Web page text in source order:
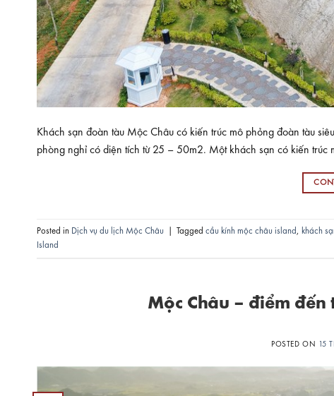
Khách sạn đoàn tàu Mộc Châu có kiến trúc mô phỏng đoàn tàu
phòng nghỉ có diện tích từ 25 – 50m2. Một khách sạn có kiến trúc
Posted in Dịch vụ du lịch Mộc Châu Tagged cầu kính mộc châu island , khách
Island
Mộc Châu – điểm
POSTED ON 15